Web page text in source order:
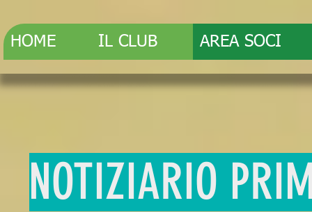
HOME IL CLUB AREA SOCI
NOTIZIARIO